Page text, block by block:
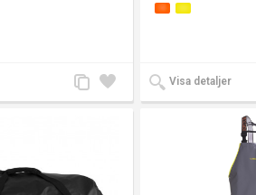
Lägg
till i
Lägg
till
Visa detaljer